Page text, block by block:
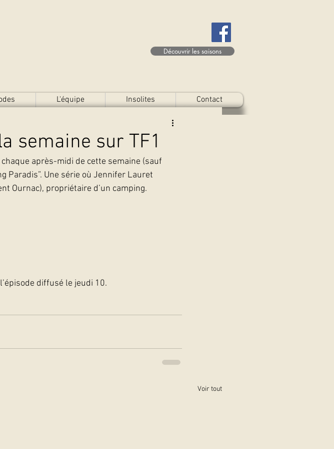
Découvrir les saisons
L'équipe Insolites Contact
semaine sur TF1
après-midi de cette semaine (sauf
Paradis”. Une série où Jennifer Lauret
Ournac), propriétaire d’un camping.
diffusé le jeudi 10.
Voir tout